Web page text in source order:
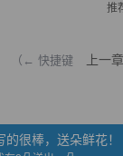
推
（← 快捷键 上一章
的很棒，送朵鲜花！